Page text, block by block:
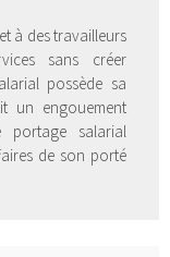
à des travailleurs
sans créer
possède sa
un engouement
portage salarial
de son porté